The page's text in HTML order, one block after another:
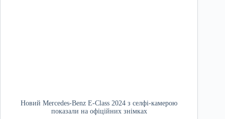
Новий Mercedes-Benz E-Class 2024 з селфі-камерою
показали на офіційних знімках